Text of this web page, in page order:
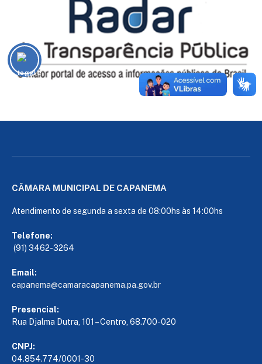
CÂMARA MUNICIPAL DE CAPANEMA
Atendimento de segunda a sexta de 08:00hs às 14:00hs
Telefone:
(91) 3462-3264
Email:
capanema@camaracapanema.pa.gov.br
Presencial:
Rua Djalma Dutra, 101 – Centro, 68.700-020
CNPJ:
04.854.774/0001-30